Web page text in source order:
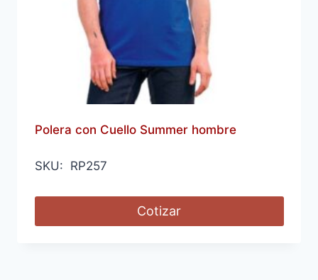
Polera con Cuello Summer hombre
SKU: RP257
Cotizar